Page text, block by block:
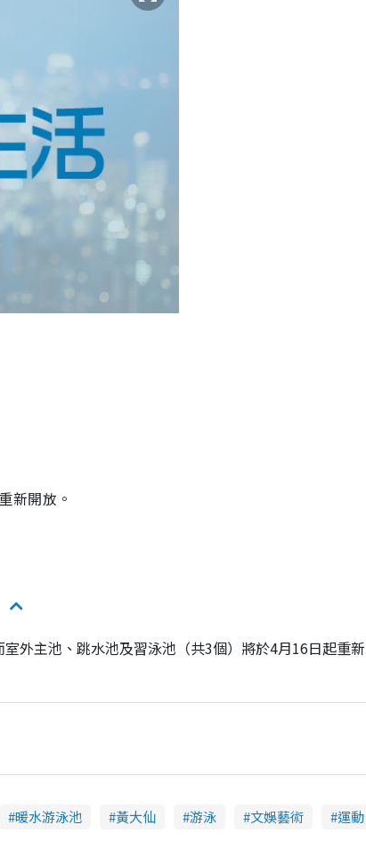
新開放。
外主池、跳水池及習泳池（共3個）將於4月16日起重新
暖水游泳池 黃大仙 游泳 文娛藝術 運動